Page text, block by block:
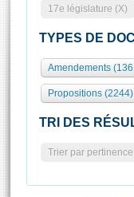
Présidence
577 députés
Groupes
Séance publique
Commissions
Europe et
Pétitions
Rôle et pouvoirs
Organisation
Présidence
Statistiques et
Visiter
Visite virtuelle
Assister à une
17e législature (X)
TYPES DE
Amendements
Propositions (2244)
TRI DES
Trier par pertinence